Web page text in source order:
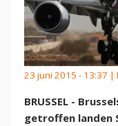
23 juni 2015 - 13:37 |
BRUSSEL -
getroffen landen